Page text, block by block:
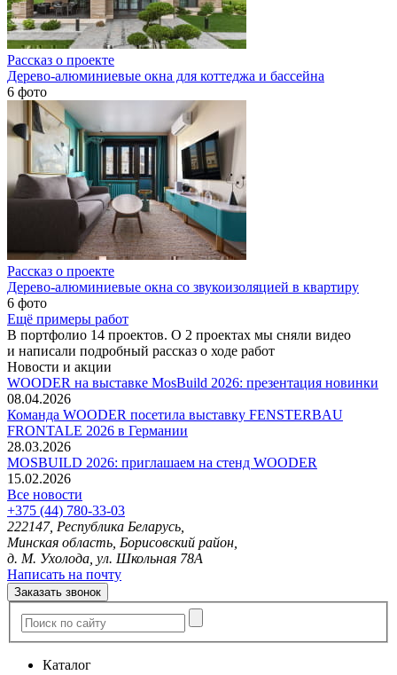
Рассказ о проекте
Дерево-алюминиевые окна для коттеджа и бассейна
6 фото
Рассказ о проекте
Дерево-алюминиевые окна со звукоизоляцией в квартиру
6 фото
Ещё примеры работ
В портфолио 14 проектов. О 2 проектах мы сняли видео
и написали подробный рассказ о ходе работ
Новости и акции
WOODER на выставке MosBuild 2026: презентация новинки
08.04.2026
Команда WOODER посетила выставку FENSTERBAU
FRONTALE 2026 в Германии
28.03.2026
MOSBUILD 2026: приглашаем на стенд WOODER
15.02.2026
Все новости
+375 (44) 780-33-03
222147, Республика Беларусь,
Минская область, Борисовский район,
д. М. Ухолода, ул. Школьная 78А
Написать на почту
Заказать звонок
Каталог